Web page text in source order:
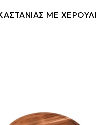
ΜΕ ΧΕΡΟΥΛΙ